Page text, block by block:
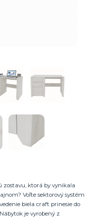
zostavu, ktorá by vynikala
Voľte sektorový systém
biela craft prinesie do
je vyrobený z